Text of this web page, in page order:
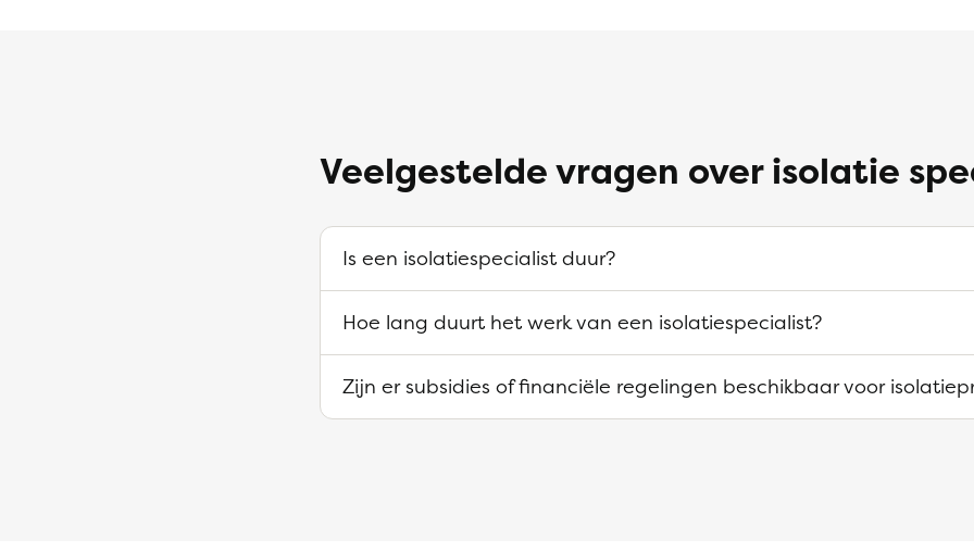
Veelgestelde vragen over isolatie
Is een isolatiespecialist duur?
Hoe lang duurt het werk van een isolatiespecialist?
Zijn er subsidies of financiële regelingen beschikbaar voor